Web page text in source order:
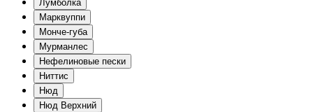
Лумболка
Марквуппи
Монче-губа
Мурманлес
Нефелиновые пески
Ниттис
Нюд
Нюд Верхний